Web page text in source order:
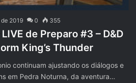
2019 0 355
de Preparo #3 – D&D
King’s Thunder
continuam ajustando os diálogos e
em Pedra Noturna, da aventura…